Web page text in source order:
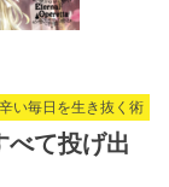
辛い毎日を生き抜く術
べて投げ出